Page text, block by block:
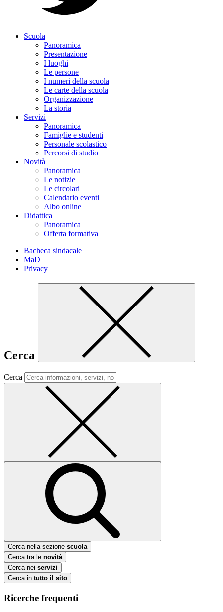
Scuola
Panoramica
Presentazione
I luoghi
Le persone
I numeri della scuola
Le carte della scuola
Organizzazione
La storia
Servizi
Panoramica
Famiglie e studenti
Personale scolastico
Percorsi di studio
Novità
Panoramica
Le notizie
Le circolari
Calendario eventi
Albo online
Didattica
Panoramica
Offerta formativa
Bacheca sindacale
MaD
Privacy
Cerca
Cerca
Cerca nella sezione scuola
Cerca tra le novità
Cerca nei servizi
Cerca in tutto il sito
Ricerche frequenti